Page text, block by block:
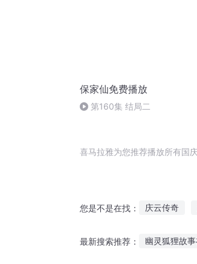
保家仙免费播放
第160集 结局二
喜马拉雅为您推荐播放所有国
您是不是在找： 庆云传奇
最新搜索推荐： 幽灵狐狸故